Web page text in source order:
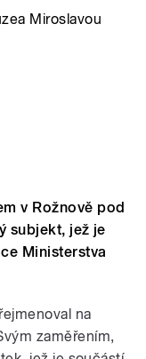
Miroslavou
v Rožnově pod
subjekt, jež je
Ministerstva
na
zaměřením,